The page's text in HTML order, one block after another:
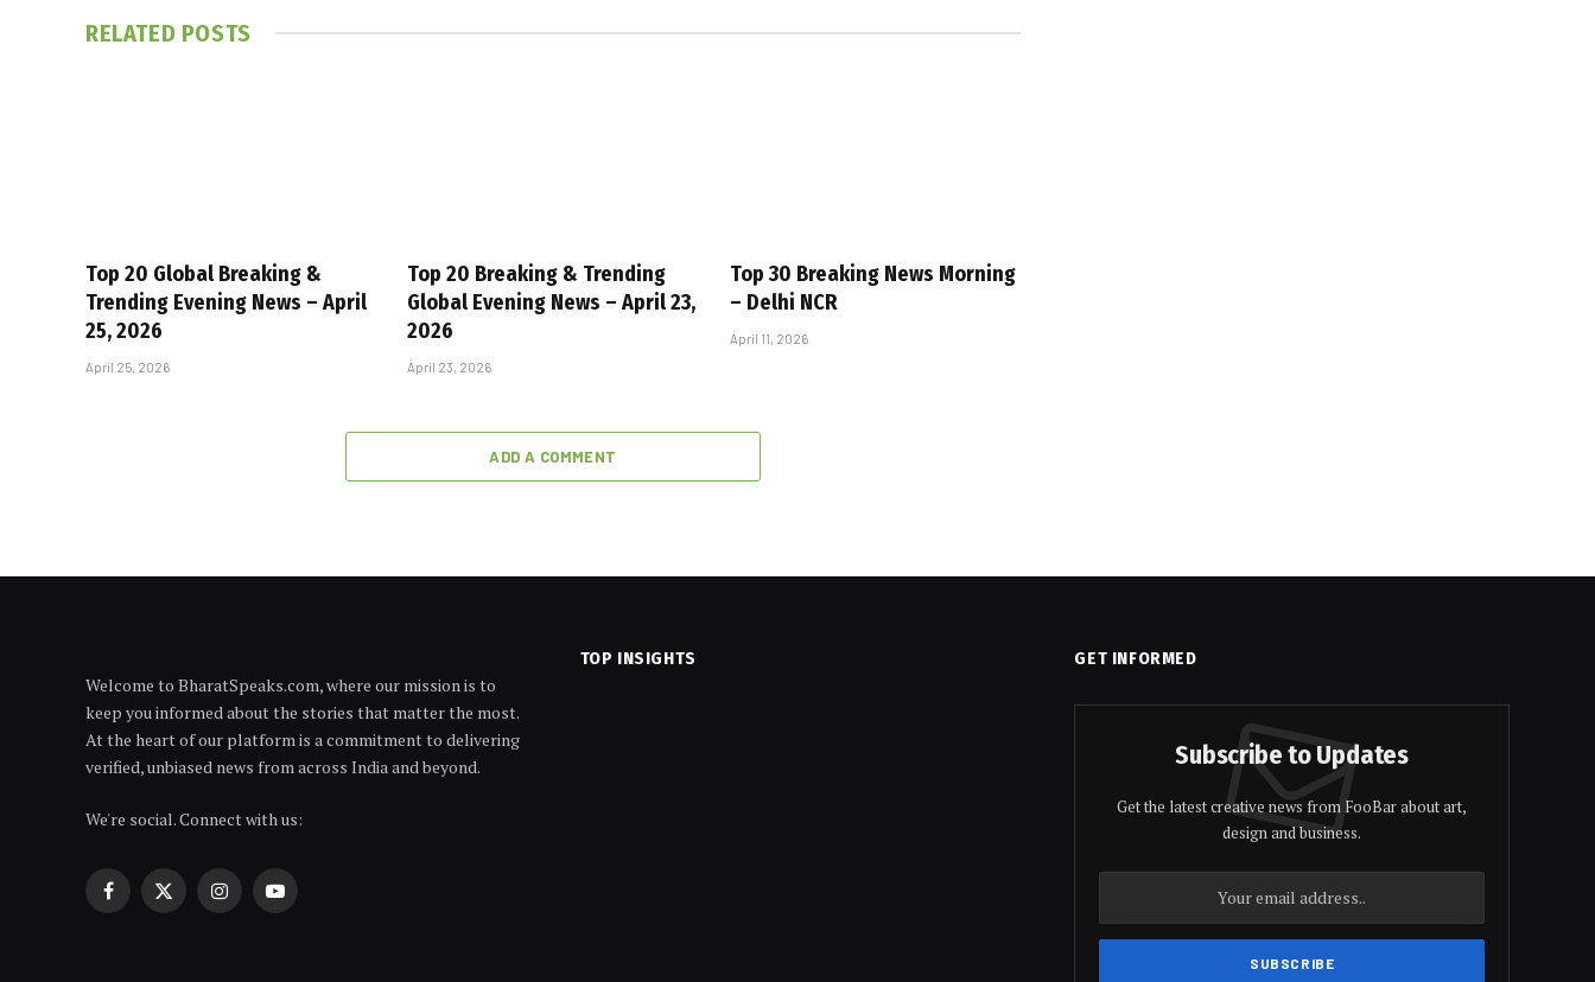
RELATED POSTS
Top 20 Global Breaking &
Trending Evening News – April
25, 2026
April 25, 2026
Top 20 Breaking & Trending
Global Evening News – April 23,
2026
April 23, 2026
Top 30 Breaking News Morning
– Delhi NCR
April 11, 2026
ADD A COMMENT
Welcome to BharatSpeaks.com, where our mission is to
keep you informed about the stories that matter the most.
At the heart of our platform is a commitment to delivering
verified, unbiased news from across India and beyond.
We're social. Connect with us:
Facebook
X
InstagramYouTube
TOP INSIGHTS GET INFORMED
Subscribe to Updates
Get the latest creative news from FooBar about art,
design and business.